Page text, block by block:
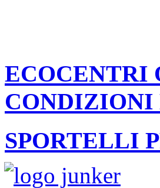
ECOCENTRI
CONDIZIONI
SPORTELLI